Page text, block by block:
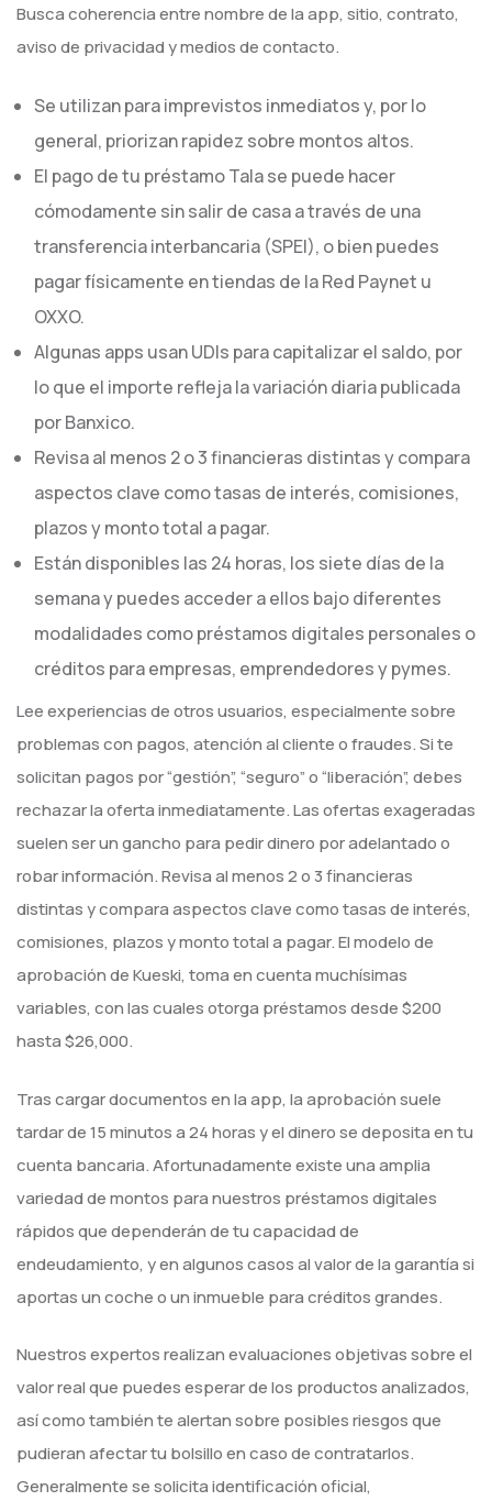
Busca coherencia entre nombre de la app, sitio, contrato,
aviso de privacidad y medios de contacto.
Se utilizan para imprevistos inmediatos y, por lo
general, priorizan rapidez sobre montos altos.
El pago de tu préstamo Tala se puede hacer
cómodamente sin salir de casa a través de una
transferencia interbancaria (SPEI), o bien puedes
pagar físicamente en tiendas de la Red Paynet u
OXXO.
Algunas apps usan UDIs para capitalizar el saldo, por
lo que el importe refleja la variación diaria publicada
por Banxico.
Revisa al menos 2 o 3 financieras distintas y compara
aspectos clave como tasas de interés, comisiones,
plazos y monto total a pagar.
Están disponibles las 24 horas, los siete días de la
semana y puedes acceder a ellos bajo diferentes
modalidades como préstamos digitales personales o
créditos para empresas, emprendedores y pymes.
Lee experiencias de otros usuarios, especialmente sobre
problemas con pagos, atención al cliente o fraudes. Si te
solicitan pagos por “gestión”, “seguro” o “liberación”, debes
rechazar la oferta inmediatamente. Las ofertas exageradas
suelen ser un gancho para pedir dinero por adelantado o
robar información. Revisa al menos 2 o 3 financieras
distintas y compara aspectos clave como tasas de interés,
comisiones, plazos y monto total a pagar. El modelo de
aprobación de Kueski, toma en cuenta muchísimas
variables, con las cuales otorga préstamos desde $200
hasta $26,000.
Tras cargar documentos en la app, la aprobación suele
tardar de 15 minutos a 24 horas y el dinero se deposita en tu
cuenta bancaria. Afortunadamente existe una amplia
variedad de montos para nuestros préstamos digitales
rápidos que dependerán de tu capacidad de
endeudamiento, y en algunos casos al valor de la garantía si
aportas un coche o un inmueble para créditos grandes.
Nuestros expertos realizan evaluaciones objetivas sobre el
valor real que puedes esperar de los productos analizados,
así como también te alertan sobre posibles riesgos que
pudieran afectar tu bolsillo en caso de contratarlos.
Generalmente se solicita identificación oficial,